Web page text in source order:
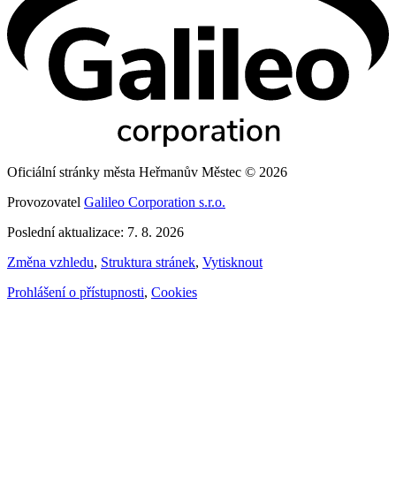
Oficiální stránky města Heřmanův Městec © 2026
Provozovatel Galileo Corporation s.r.o.
Poslední aktualizace: 7. 8. 2026
Změna vzhledu, Struktura stránek, Vytisknout
Prohlášení o přístupnosti, Cookies